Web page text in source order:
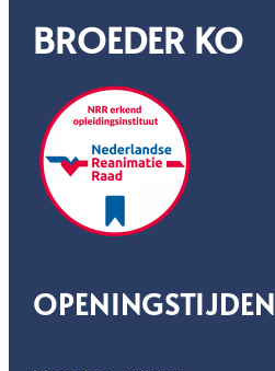
BROEDER KO
OPENINGSTIJDEN